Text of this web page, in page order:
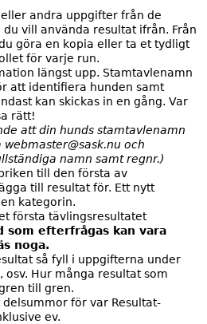
andra uppgifter från de
vill använda resultat ifrån. Från
göra en kopia eller ta et tydligt
för varje run.
längst upp. Stamtavlenamn
att identifiera hunden samt
kan skickas in en gång. Var
rätt!
att din hunds stamtavlenamn
och
namn samt regnr.)
till den första av
till resultat för. Ett nytt
kategorin.
första tävlingsresultatet
som efterfrågas kan vara
noga.
så fyll i uppgifterna under
osv. Hur många resultat som
till gren.
för var Resultat-
ev.